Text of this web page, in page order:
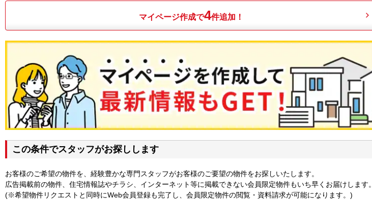
マイページ作成で4件追加！
この条件でスタッフがお探しします
お客様のご希望の物件を、経験豊かな専門スタッフがお客様のご要望の物件をお探しいたします。
広告掲載前の物件、住宅情報誌やチラシ、インターネット等に掲載できない会員限定物件もいち早くお届けします。
(※希望物件リクエストと同時にWeb会員登録も完了し、会員限定物件の閲覧・資料請求が可能になります。)